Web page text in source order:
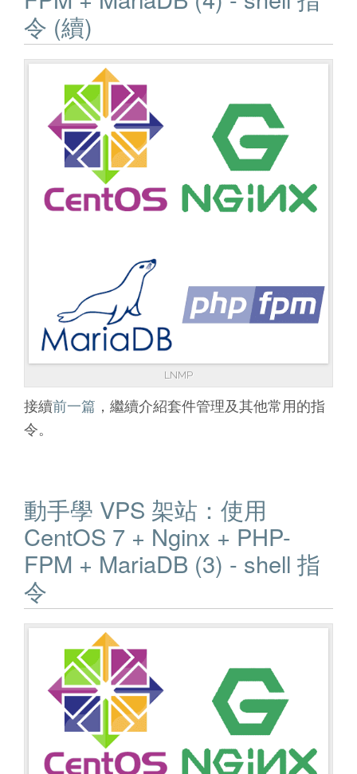
令 (續)
LNMP
接續前一篇 ，繼續介紹套件管理及其他常用的指
令。
動手學 VPS 架站：使用
CentOS 7 + Nginx + PHP-
FPM + MariaDB (3) - shell 指
令